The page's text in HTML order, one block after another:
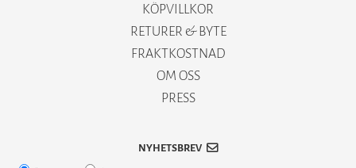
KÖPVILLKOR
RETURER & BYTE
FRAKTKOSTNAD
OM OSS
PRESS
NYHETSBREV